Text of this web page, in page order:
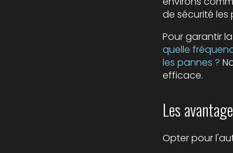
de sécurité
Pour garantir
quelle
les pannes ?
efficace.
Les
Opter pour